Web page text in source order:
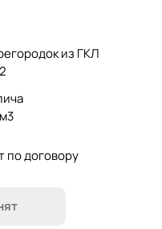
из ГКЛ
по договору